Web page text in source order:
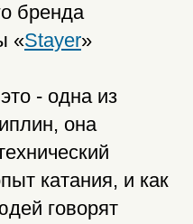
бренда
«Stayer»
- одна из
она
катания, и как
говорят